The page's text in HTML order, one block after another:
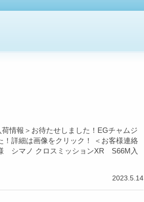
情報＞お待たせしました！EGチャムジ
！詳細は画像をクリック！ ＜お客様連絡
シマノ クロスミッションXR S66M入
2023.5.14